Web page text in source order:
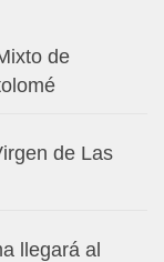
de
de Las
llegará al